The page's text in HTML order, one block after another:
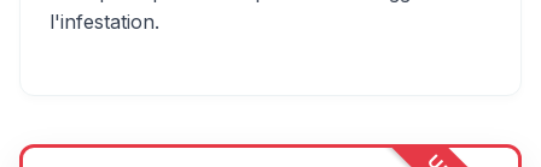
l'infestation.